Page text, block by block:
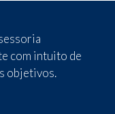
com intuito de
objetivos.